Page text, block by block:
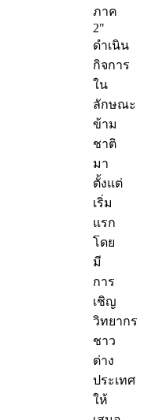
ภาค
2"
ดำเนิน
กิจการ
ใน
ลักษณะ
ข้าม
ชาติ
มา
ตั้งแต่
เริ่ม
แรก
โดย
มี
การ
เชิญ
วิทยากร
ชาว
ต่าง
ประเทศ
ให้